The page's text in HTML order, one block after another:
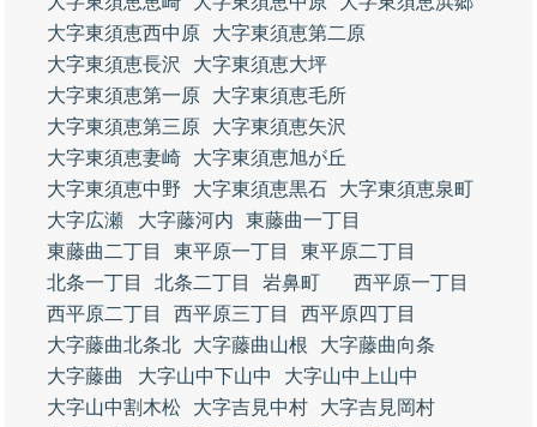
大字東須恵西中原
大字東須恵第二原
大字東須恵長沢
大字東須恵大坪
大字東須恵第一原
大字東須恵毛所
大字東須恵第三原
大字東須恵矢沢
大字東須恵妻崎
大字東須恵旭が丘
大字東須恵中野
大字東須恵黒石
大字東須恵泉町
大字広瀬
大字藤河内
東藤曲一丁目
東藤曲二丁目
東平原一丁目
東平原二丁目
北条一丁目
北条二丁目 岩鼻町
西平原一丁目
西平原二丁目
西平原三丁目
西平原四丁目
大字藤曲北条北
大字藤曲山根
大字藤曲向条
大字藤曲
大字山中下山中
大字山中上山中
大字山中割木松
大字吉見中村
大字吉見岡村